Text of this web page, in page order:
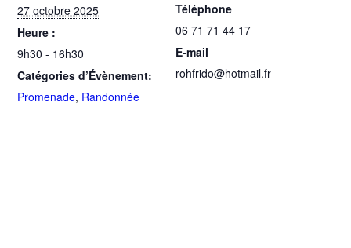
27 octobre 2025
Heure :
9h30 - 16h30
Catégories d’Évènement:
Promenade, Randonnée
Téléphone
06 71 71 44 17
E-mail
rohfrido@hotmail.fr